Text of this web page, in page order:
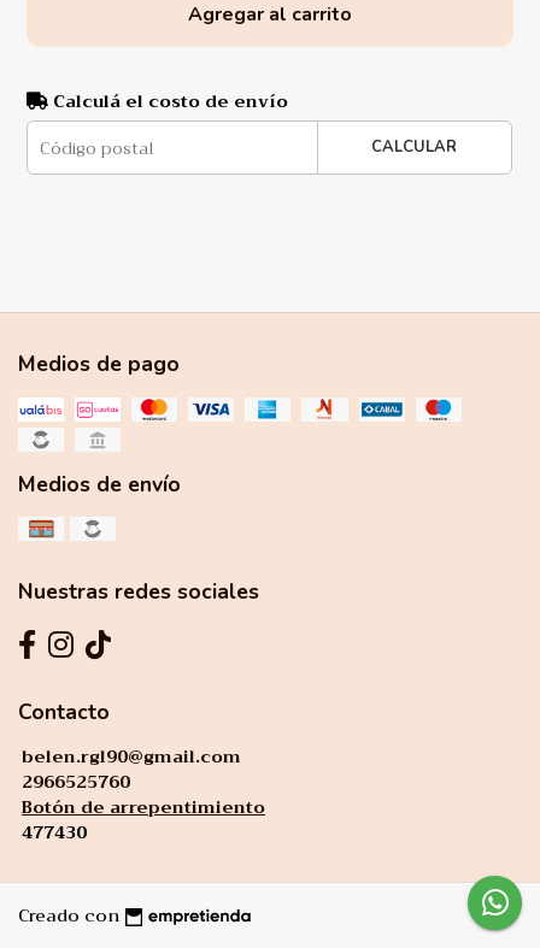
Agregar al carrito
Calculá el costo de envío
CALCULAR
Medios de pago
Medios de envío
Nuestras redes sociales
Contacto
belen.rgl90@gmail.com
2966525760
Botón de arrepentimiento
477430
Creado con